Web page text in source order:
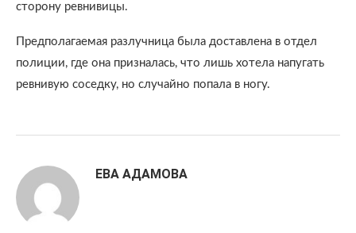
сторону ревнивицы.
Предполагаемая разлучница была доставлена в отдел
полиции, где она призналась, что лишь хотела напугать
ревнивую соседку, но случайно попала в ногу.
ЕВА АДАМОВА